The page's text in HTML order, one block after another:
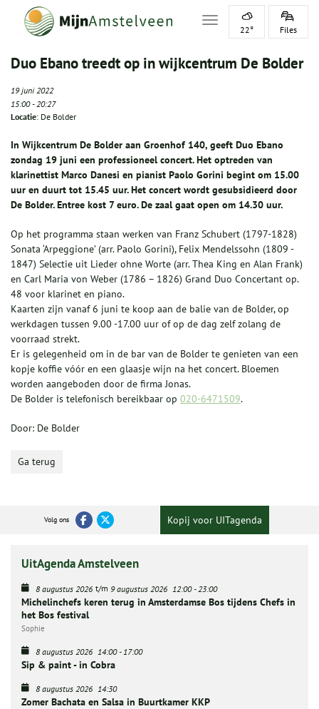
Toggle navigation
22° Files
Duo Ebano treedt op in wijkcentrum De Bolder
19 juni 2022
15:00-20:27
Locatie: De Bolder
In Wijkcentrum De Bolder aan Groenhof 140, geeft Duo Ebano
zondag 19 juni een professioneel concert. Het optreden van
klarinettist Marco Danesi en pianist Paolo Gorini begint om 15.00
uur en duurt tot 15.45 uur. Het concert wordt gesubsidieerd door
De Bolder. Entree kost 7 euro. De zaal gaat open om 14.30 uur.
Op het programma staan werken van Franz Schubert (1797-1828)
Sonata ‘Arpeggione’ (arr. Paolo Gorini), Felix Mendelssohn (1809 -
1847) Selectie uit Lieder ohne Worte (arr. Thea King en Alan Frank)
en Carl Maria von Weber (1786 – 1826) Grand Duo Concertant op.
48 voor klarinet en piano.
Kaarten zijn vanaf 6 juni te koop aan de balie van de Bolder, op
werkdagen tussen 9.00 -17.00 uur of op de dag zelf zolang de
voorraad strekt.
Er is gelegenheid om in de bar van de Bolder te genieten van een
kopje koffie vóór en een glaasje wijn na het concert. Bloemen
worden aangeboden door de firma Jonas.
De Bolder is telefonisch bereikbaar op 020-6471509.
Door: De Bolder
Ga terug
Volg ons Kopij voor UITagenda
UitAgenda Amstelveen
8 augustus 2026 t/m 9 augustus 2026 12:00-23:00
Michelinchefs keren terug in Amsterdamse Bos tijdens Chefs in
het Bos festival
Sophie
8 augustus 2026 14:00-17:00
Sip & paint - in Cobra
8 augustus 2026 14:30
Zomer Bachata en Salsa in Buurtkamer KKP